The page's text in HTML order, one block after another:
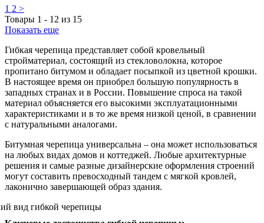
1 2 >
Товары 1 - 12 из 15
Показать еще
Гибкая черепица представляет собой кровельный
стройматериал, состоящий из стекловолокна, которое
пропитано битумом и обладает посыпкой из цветной крошки.
В настоящее время он приобрел большую популярность в
западных странах и в России. Повышение спроса на такой
материал объясняется его высокими эксплуатационными
характеристиками и в то же время низкой ценой, в сравнении
с натуральными аналогами.
Битумная черепица универсальна – она может использоваться
на любых видах домов и коттеджей. Любые архитектурные
решения и самые разные дизайнерские оформления строений
могут составить превосходный тандем с мягкой кровлей,
лаконично завершающей образ здания.